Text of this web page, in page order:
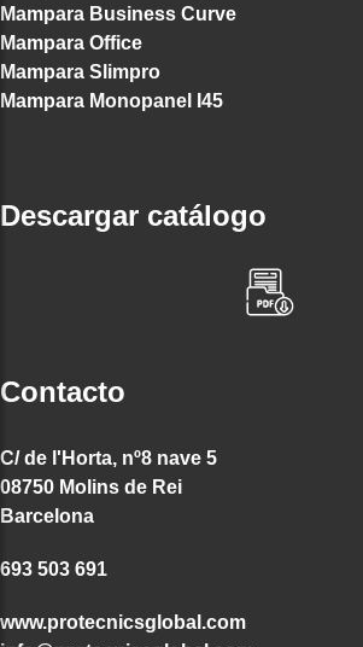
Mampara Business Curve
Mampara Office
Mampara Slimpro
Mampara Monopanel I45
Descargar catálogo
Contacto
C/ de l'Horta, nº8 nave 5
08750 Molins de Rei
Barcelona
693 503 691
www.protecnicsglobal.com